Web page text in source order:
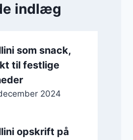
indlæg
som snack,
til festlige
2024
opskrift på